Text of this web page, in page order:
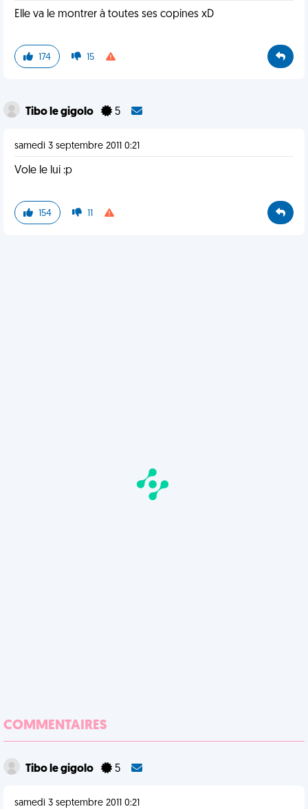
Elle va le montrer à toutes ses copines xD
174 15
Tibo le gigolo 5
samedi 3 septembre 2011 0:21
Vole le lui :p
154 11
COMMENTAIRES
Tibo le gigolo 5
samedi 3 septembre 2011 0:21